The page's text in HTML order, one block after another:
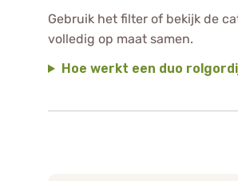
Gebruik het filter of bekijk de
volledig op maat samen.
Hoe werkt een duo